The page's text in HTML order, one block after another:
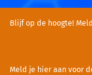
Blijf op de hoogte!
Meld je hier aan voor